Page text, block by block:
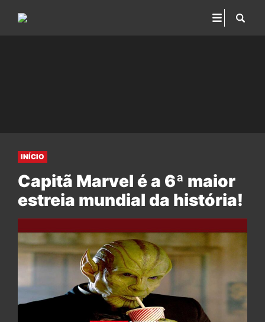
INÍCIO
Capitã Marvel é a 6ª maior
estreia mundial da história!